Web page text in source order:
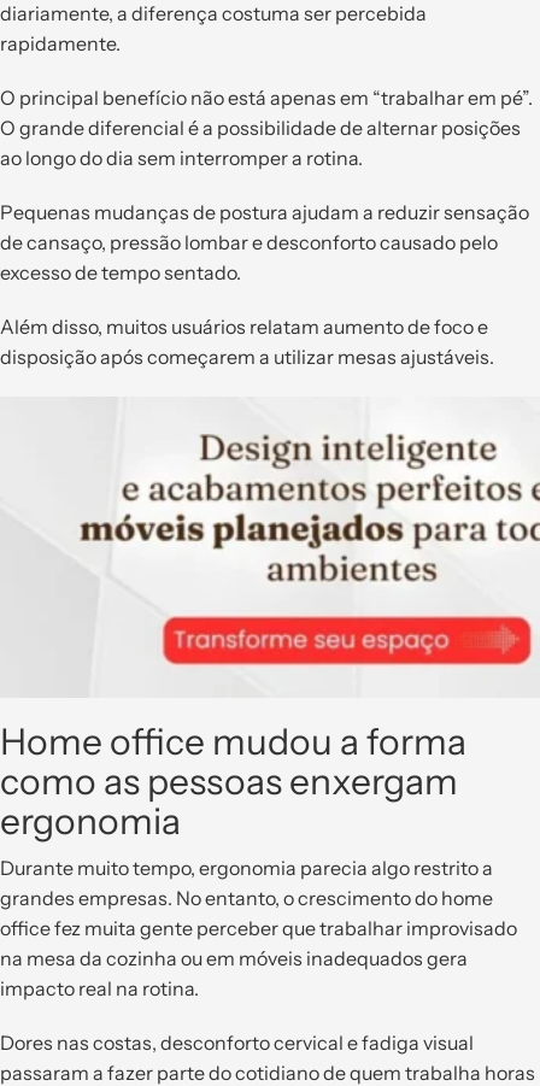
diariamente, a diferença costuma ser percebida
rapidamente.
O principal benefício não está apenas em “trabalhar em pé”.
O grande diferencial é a possibilidade de alternar posições
ao longo do dia sem interromper a rotina.
Pequenas mudanças de postura ajudam a reduzir sensação
de cansaço, pressão lombar e desconforto causado pelo
excesso de tempo sentado.
Além disso, muitos usuários relatam aumento de foco e
disposição após começarem a utilizar mesas ajustáveis.
Home office mudou a forma
como as pessoas enxergam
ergonomia
Durante muito tempo, ergonomia parecia algo restrito a
grandes empresas. No entanto, o crescimento do home
office fez muita gente perceber que trabalhar improvisado
na mesa da cozinha ou em móveis inadequados gera
impacto real na rotina.
Dores nas costas, desconforto cervical e fadiga visual
passaram a fazer parte do cotidiano de quem trabalha horas